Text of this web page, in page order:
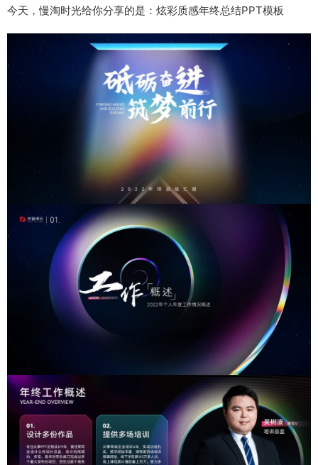
今天，慢淘时光给你分享的是：炫彩质感年终总结PPT模板